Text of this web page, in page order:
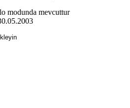
modunda mevcuttur